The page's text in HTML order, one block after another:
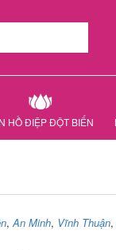
HỒ ĐIỆP ĐỘT BIẾN
,An Minh, Vĩnh Thuận,